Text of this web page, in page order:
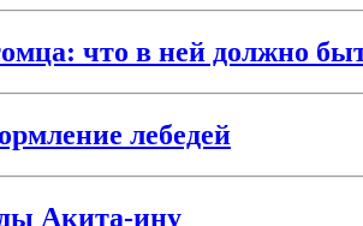
что в ней должно
лебедей
Акита-ину